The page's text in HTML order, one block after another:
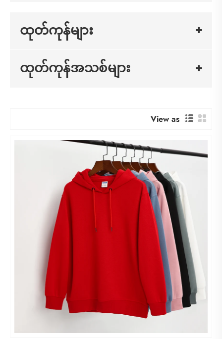
ထုတ်ကုန်များ
ထုတ်ကုန်အသစ်များ
View as